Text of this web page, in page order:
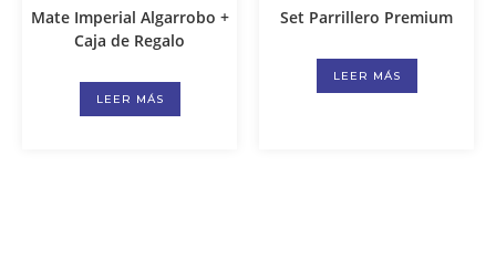
Mate Imperial Algarrobo +
Caja de Regalo
LEER MÁS
Set Parrillero Premium
LEER MÁS